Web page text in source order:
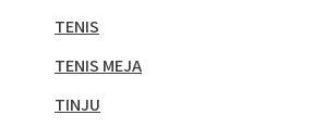
TENIS
TENIS MEJA
TINJU